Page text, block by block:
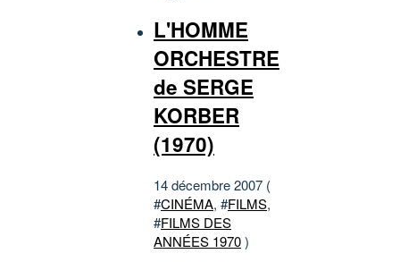
L'HOMME
ORCHESTRE
de SERGE
KORBER
(1970)
14 décembre 2007 (
#CINÉMA, #FILMS,
#FILMS DES
ANNÉES 1970)